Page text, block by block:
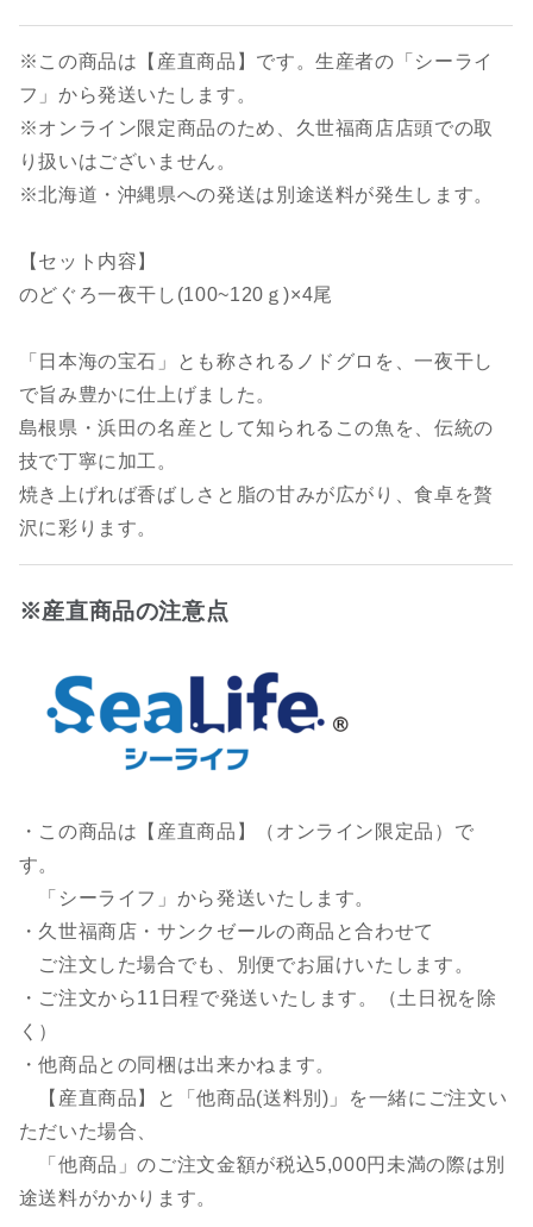
※この商品は【産直商品】です。生産者の「シーライ
フ」から発送いたします。
※オンライン限定商品のため、久世福商店店頭での取
り扱いはございません。
※北海道・沖縄県への発送は別途送料が発生します。
【セット内容】
のどぐろ一夜干し(100~120ｇ)×4尾
「日本海の宝石」とも称されるノドグロを、一夜干し
で旨み豊かに仕上げました。
島根県・浜田の名産として知られるこの魚を、伝統の
技で丁寧に加工。
焼き上げれば香ばしさと脂の甘みが広がり、食卓を贅
沢に彩ります。
※産直商品の注意点
・この商品は【産直商品】（オンライン限定品）で
す。
「シーライフ」から発送いたします。
・久世福商店・サンクゼールの商品と合わせて
ご注文した場合でも、別便でお届けいたします。
・ご注文から11日程で発送いたします。（土日祝を除
く）
・他商品との同梱は出来かねます。
【産直商品】と「他商品(送料別)」を一緒にご注文い
ただいた場合、
「他商品」のご注文金額が税込5,000円未満の際は別
途送料がかかります。